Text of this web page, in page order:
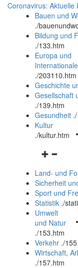
Coronavirus: Aktuelle
Bauen und
./
Bildung und
./133.htm
Europa und
./203110.htm
Geschichte
Gesellschaft
./139.htm
Gesundheit .
Kultur
./kultur.htm
und
schließen
Land- und
Sicherheit
Sport und
Statistik ./
Umwelt
und Natur
./153.htm
Verkehr ./
Wirtschaft,
./157.htm